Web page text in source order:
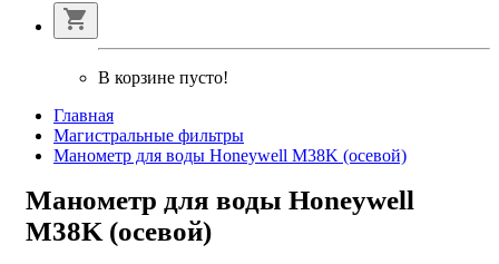
В корзине пусто!
Главная
Магистральные фильтры
Манометр для воды Honeywell M38K (осевой)
Манометр для воды Honeywell
M38K (осевой)